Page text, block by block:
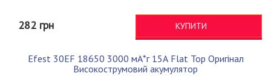
282 грн КУПИТИ
Efest 30EF 18650 3000 мА*г 15А Flat Top Оригінал
Високострумовий акумулятор